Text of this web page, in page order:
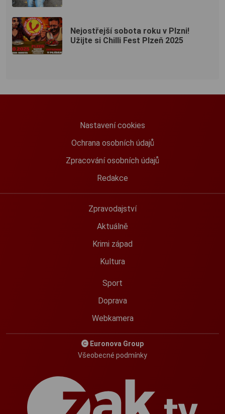
Nejostřejší sobota roku v Plzni!
Užijte si Chilli Fest Plzeň 2025
Nastavení cookies
Ochrana osobních údajů
Zpracování osobních údajů
Redakce
Zpravodajství
Aktuálně
Krimi západ
Kultura
Sport
Doprava
Webkamera
Euronova Group
Všeobecné podmínky